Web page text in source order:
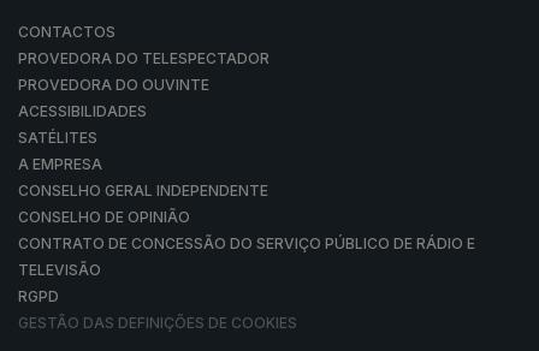
CONTACTOS
PROVEDORA DO TELESPECTADOR
PROVEDORA DO OUVINTE
ACESSIBILIDADES
SATÉLITES
A EMPRESA
CONSELHO GERAL INDEPENDENTE
CONSELHO DE OPINIÃO
CONTRATO DE CONCESSÃO DO SERVIÇO PÚBLICO DE RÁDIO E
TELEVISÃO
RGPD
GESTÃO DAS DEFINIÇÕES DE COOKIES